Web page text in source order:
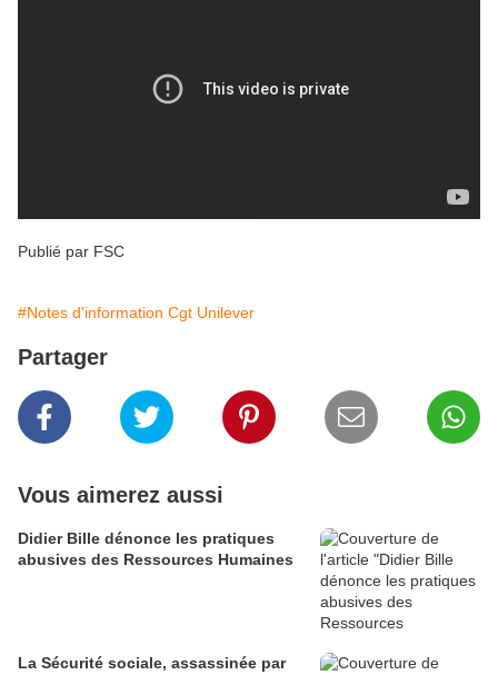
Publié par FSC
#Notes d'information Cgt Unilever
Partager
Vous aimerez aussi
Didier Bille dénonce les pratiques
abusives des Ressources Humaines
La Sécurité sociale, assassinée par